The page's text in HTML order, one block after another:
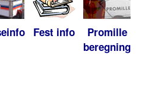
Fest info
Promille
beregning